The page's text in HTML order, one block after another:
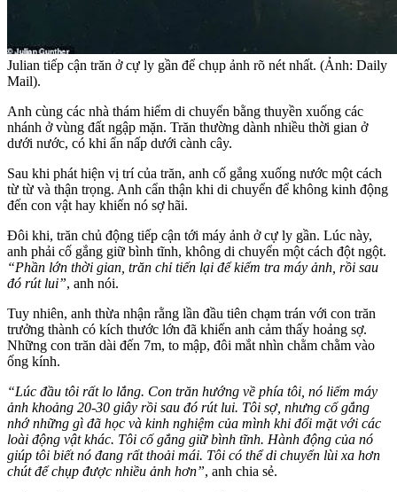
Julian tiếp cận trăn ở cự ly gần để chụp ảnh rõ nét nhất. (Ảnh: Daily
Mail).
Anh cùng các nhà thám hiểm di chuyển bằng thuyền xuống các
nhánh ở vùng đất ngập mặn. Trăn thường dành nhiều thời gian ở
dưới nước, có khi ẩn nấp dưới cành cây.
Sau khi phát hiện vị trí của trăn, anh cố gắng xuống nước một cách
từ từ và thận trọng. Anh cẩn thận khi di chuyển để không kinh động
đến con vật hay khiến nó sợ hãi.
Đôi khi, trăn chủ động tiếp cận tới máy ảnh ở cự ly gần. Lúc này,
anh phải cố gắng giữ bình tĩnh, không di chuyển một cách đột ngột.
“Phần lớn thời gian, trăn chỉ tiến lại để kiểm tra máy ảnh, rồi sau
đó rút lui”, anh nói.
Tuy nhiên, anh thừa nhận rằng lần đầu tiên chạm trán với con trăn
trưởng thành có kích thước lớn đã khiến anh cảm thấy hoảng sợ.
Những con trăn dài đến 7m, to mập, đôi mắt nhìn chằm chằm vào
ống kính.
“Lúc đầu tôi rất lo lắng. Con trăn hướng về phía tôi, nó liếm máy
ảnh khoảng 20-30 giây rồi sau đó rút lui. Tôi sợ, nhưng cố gắng
nhớ những gì đã học và kinh nghiệm của mình khi đối mặt với các
loài động vật khác. Tôi cố gắng giữ bình tĩnh. Hành động của nó
giúp tôi biết nó đang rất thoải mái. Tôi có thể di chuyển lùi xa hơn
chút để chụp được nhiều ảnh hơn”, anh chia sẻ.